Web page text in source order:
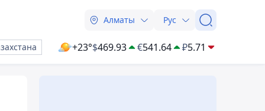
Алматы Рус
+23°$469.93 €541.64 ₽5.71